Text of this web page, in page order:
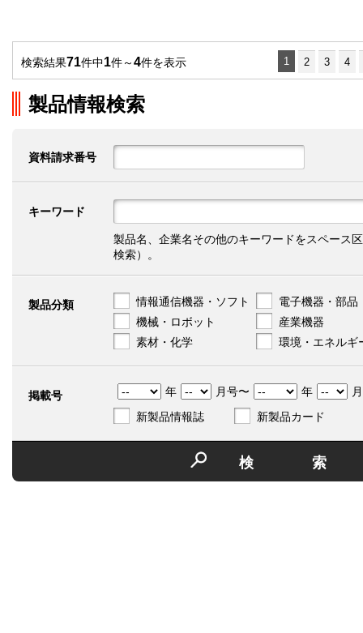
検索結果71件中1件～4件を表示 1 2 3 4
製品情報検索
資料請求番号
キーワード
製品名、企業名その他のキーワードをスペース
検索）。
製品分類 情報通信機器・ソフト
電子機器・部品
機械・ロボット
産業機器
素材・化学
環境・エネルギ
掲載号 年 月号〜 年
新製品情報誌
新製品カード
検